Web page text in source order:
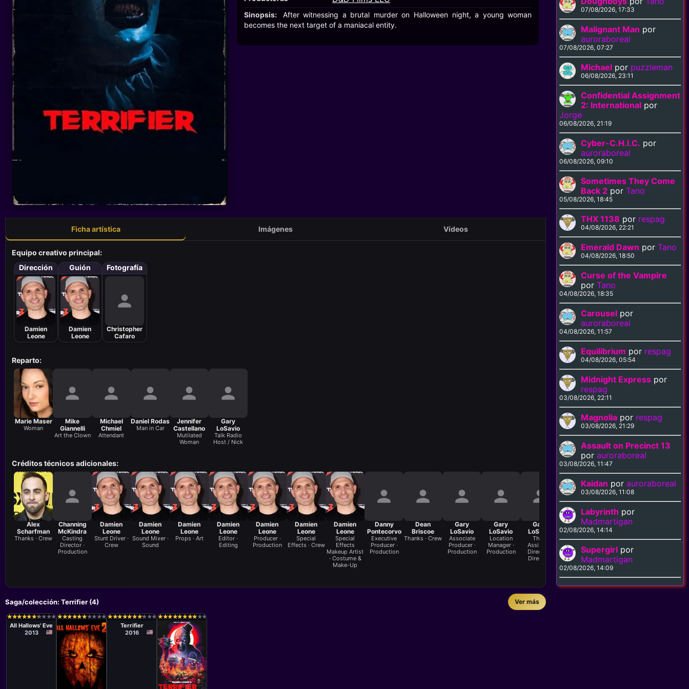
Sinopsis:
After witnessing a brutal murder on Halloween night, a young woman
becomes the next target of a maniacal entity.
Ficha artística Imágenes Vídeos
Equipo creativo principal:
Dirección
Damien
Leone
Guión
Damien
Leone
Fotografía
Christopher
Cafaro
Reparto:
Marie Maser
Woman
Mike
Giannelli
Art the Clown
Michael
Chmiel
Attendant
Daniel Rodas
Man in Car
Jennifer
Castellano
Mutilated
Woman
Gary
LoSavio
Talk Radio
Host / Nick
Créditos técnicos adicionales:
Alex
Scharfman
Thanks · Crew
Channing
McKindra
Casting
Director ·
Production
Damien
Leone
Stunt Driver ·
Crew
Damien
Leone
Sound Mixer ·
Sound
Damien
Leone
Props · Art
Damien
Leone
Editor ·
Editing
Damien
Leone
Producer ·
Production
Damien
Leone
Special
Effects · Crew
Damien
Leone
Special
Effects
Makeup Artist
· Costume &
Make-Up
Danny
Pontecorvo
Executive
Producer ·
Production
Dean
Briscoe
Thanks · Crew
Gary
LoSavio
Associate
Producer ·
Production
Gary
LoSavio
Location
Manager ·
Production
Gary
LoSavio
Third
Assistant
Director ·
Directing
Gary
LoSavio
Stunt Driver ·
Crew
Gary
LoSavio
Production
Assistant ·
Production
Executive
Saga/colección: Terrifier (4) Ver más
★
★★
★★
★★
★★
★★
★★
★★
★★
★★
★
Damien Leone
All Hallows' Eve
2013
★
★★
★★
★★
★★
★★
★★
★★
★★
★★
★
Película
Antonio
★
★★
★★
★★
★★
★★
★★
★★
★★
★★
★
Damien Leone
Terrifier
2016
★
★★
★★
★★
★★
★★
★★
★★
★★
★★
★
Película
07/08/2026, 17:33
Malignant Man por
auroraboreal
07/08/2026, 07:27
Michael por puzzleman
06/08/2026, 23:11
Confidential Assignment
2: International por
Jorge
06/08/2026, 21:19
Cyber-C.H.I.C. por
auroraboreal
06/08/2026, 09:10
Sometimes They Come
Back 2 porTano
05/08/2026, 18:45
THX 1138 por respag
04/08/2026, 22:21
Emerald Dawn porTano
04/08/2026, 18:50
Curse of the Vampire
porTano
04/08/2026, 18:35
Carousel por
auroraboreal
04/08/2026, 11:57
Equilibrium por respag
04/08/2026, 05:54
Midnight Express por
respag
03/08/2026, 22:11
Magnolia por respag
03/08/2026, 21:29
Assault on Precinct 13
porauroraboreal
03/08/2026, 11:47
Kaidan porauroraboreal
03/08/2026, 11:08
Labyrinth por
Madmartigan
02/08/2026, 14:14
Supergirl por
Madmartigan
02/08/2026, 14:09